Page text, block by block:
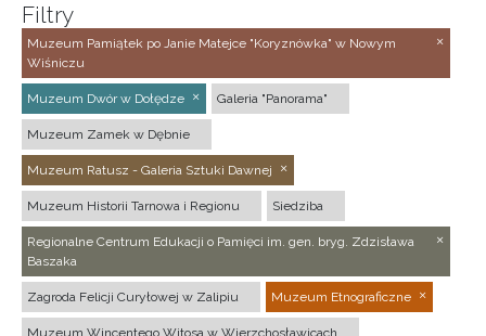
Filtry
Muzeum Pamiątek po Janie Matejce "Koryznówka" w Nowym
Wiśniczu
Muzeum Dwór w Dołędze Galeria "Panorama"
Muzeum Zamek w Dębnie
Muzeum Ratusz - Galeria Sztuki Dawnej
Muzeum Historii Tarnowa i Regionu Siedziba
Regionalne Centrum Edukacji o Pamięci im. gen. bryg. Zdzisława
Baszaka
Zagroda Felicji Curyłowej w Zalipiu Muzeum Etnograficzne
Muzeum Wincentego Witosa w Wierzchosławicach